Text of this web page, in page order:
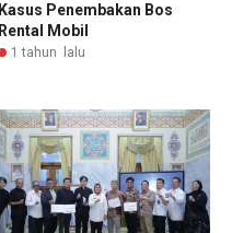
Kasus Penembakan Bos
Rental Mobil
1 tahun lalu